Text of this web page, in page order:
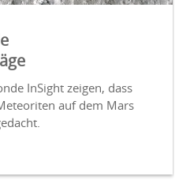
InSight zeigen, dass
auf dem Mars